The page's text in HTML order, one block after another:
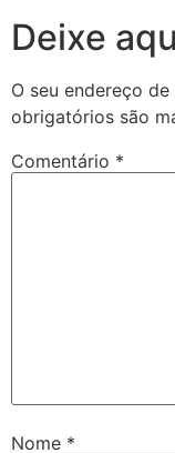
Deixe
O seu endereço
obrigatórios são
Comentário *
Nome *